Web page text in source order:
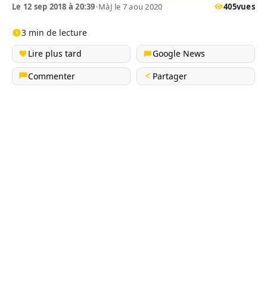
Le 12 sep 2018 à 20:39•MàJ le 7 aou 2020 405vues
3 min de lecture
Lire plus tard
Google News
Commenter
Partager